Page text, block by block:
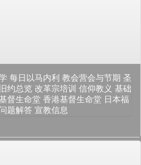
每日以马内利 教会营会与节期 圣
旧约总览 改革宗培训 信仰教义 基础
督生命堂 香港基督生命堂 日本福
题解答 宣教信息